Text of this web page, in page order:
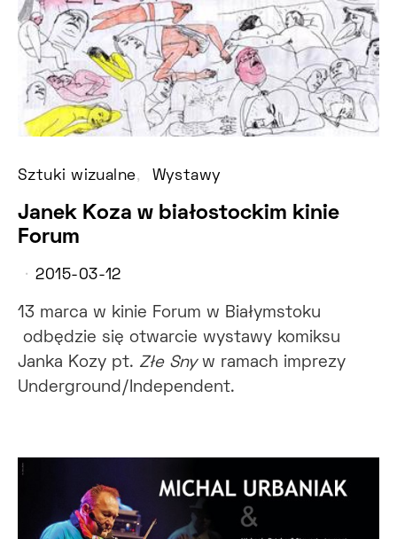
Sztuki wizualne Wystawy
Janek Koza w białostockim kinie
Forum
2015-03-12
13 marca w kinie Forum w Białymstoku
odbędzie się otwarcie wystawy komiksu
Janka Kozy pt. Złe Snyw ramach imprezy
Underground/Independent.